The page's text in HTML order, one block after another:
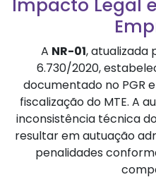
Impacto Legal
A NR-01, atualizada
6.730/2020,
documentado no PGR
fiscalização do MTE. A
inconsistência técnica
resultar em autuação
penalidades